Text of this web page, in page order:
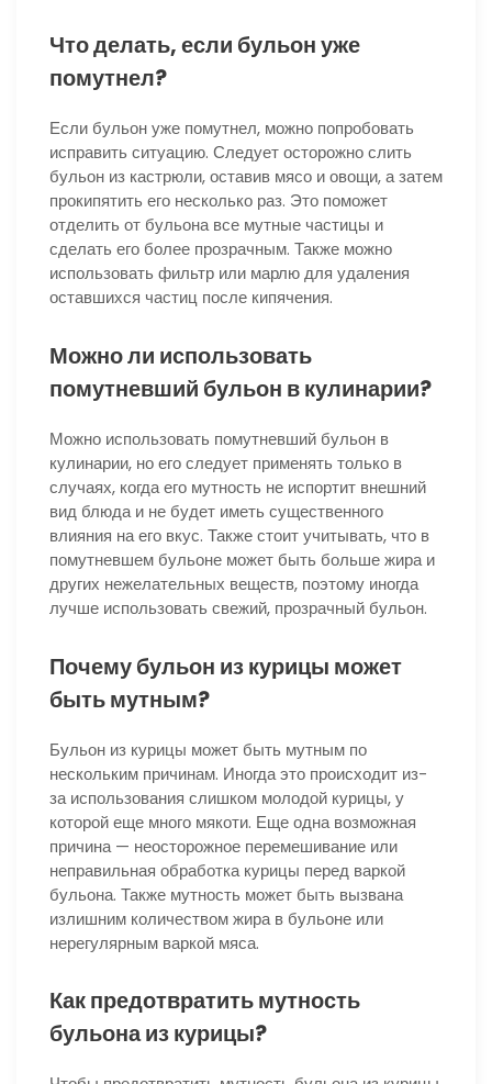
Что делать, если бульон уже
помутнел?
Если бульон уже помутнел, можно попробовать
исправить ситуацию. Следует осторожно слить
бульон из кастрюли, оставив мясо и овощи, а затем
прокипятить его несколько раз. Это поможет
отделить от бульона все мутные частицы и
сделать его более прозрачным. Также можно
использовать фильтр или марлю для удаления
оставшихся частиц после кипячения.
Можно ли использовать
помутневший бульон в кулинарии?
Можно использовать помутневший бульон в
кулинарии, но его следует применять только в
случаях, когда его мутность не испортит внешний
вид блюда и не будет иметь существенного
влияния на его вкус. Также стоит учитывать, что в
помутневшем бульоне может быть больше жира и
других нежелательных веществ, поэтому иногда
лучше использовать свежий, прозрачный бульон.
Почему бульон из курицы может
быть мутным?
Бульон из курицы может быть мутным по
нескольким причинам. Иногда это происходит из-
за использования слишком молодой курицы, у
которой еще много мякоти. Еще одна возможная
причина — неосторожное перемешивание или
неправильная обработка курицы перед варкой
бульона. Также мутность может быть вызвана
излишним количеством жира в бульоне или
нерегулярным варкой мяса.
Как предотвратить мутность
бульона из курицы?